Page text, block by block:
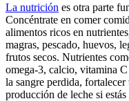
La nutrición es otra parte
Concéntrate en comer
alimentos ricos en
magras, pescado, huevos,
frutos secos. Nutrientes
omega-3, calcio, vitamina
la sangre perdida,
producción de leche si